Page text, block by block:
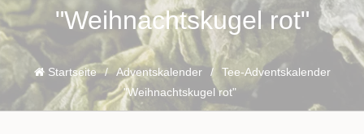
"Weihnachtskugel rot"
Startseite / Adventskalender /
Tee-Adventskalender
"Weihnachtskugel rot"